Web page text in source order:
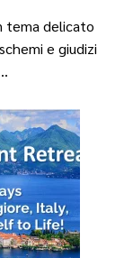
tema delicato
e giudizi